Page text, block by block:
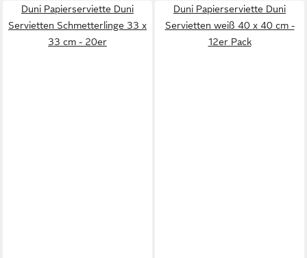
Duni Papierserviette Duni
Servietten Schmetterlinge 33 x
33 cm - 20er
Duni Papierserviette Duni
Servietten weiß 40 x 40 cm -
12er Pack